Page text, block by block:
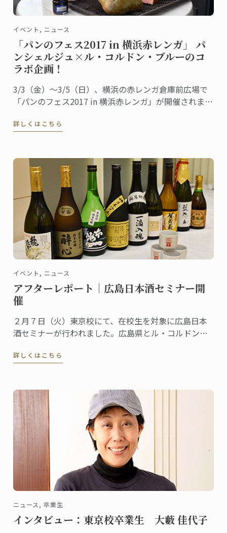
イベント, ニュース
「パンのフェス2017 in 横浜赤レンガ」 パ
ンシェルジュ×ル・コルドン・ブルーのコ
ラボ企画！
3/3（金）～3/5（日）、横浜の赤レンガ倉庫前広場で
「パンのフェス2017 in 横浜赤レンガ」が開催されま
詳しくはこちら
イベント, ニュース
アフターレポート｜広島日本酒セミナー開
催
２月７日（火）東京校にて、在校生を対象に広島日本
酒セミナーが行われました。広島県とル・コルドン・
で、パリ校でも定期的に行われて好評を博しているイ
詳しくはこちら
ニュース, 卒業生
インタビュー：東京校卒業生 大藪 佳代子